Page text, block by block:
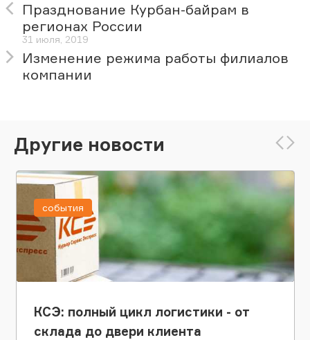
Празднование Курбан-байрам в
регионах России
31 июля, 2019
Изменение режима работы филиалов
компании
Другие новости
КСЭ: полный цикл логистики - от
склада до двери клиента
события